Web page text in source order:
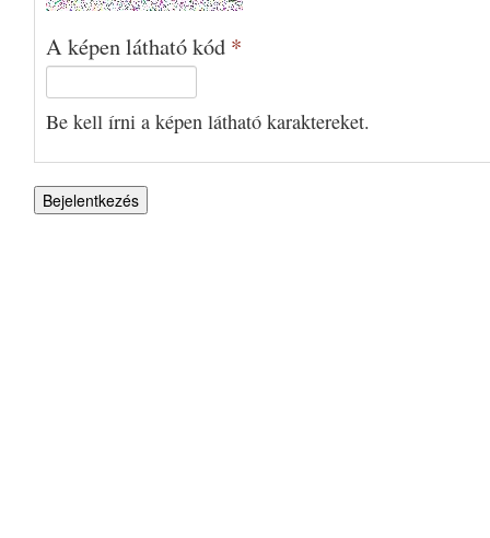
A képen látható kód *
Be kell írni a képen látható karaktereket.